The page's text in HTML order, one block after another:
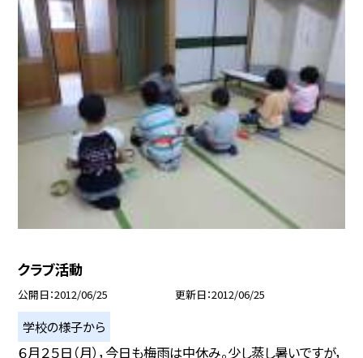
クラブ活動
公開日 2012/06/25 更新日 2012/06/25
学校の様子から
６月２５日（月），今日も梅雨は中休み。少し蒸し暑いですが，